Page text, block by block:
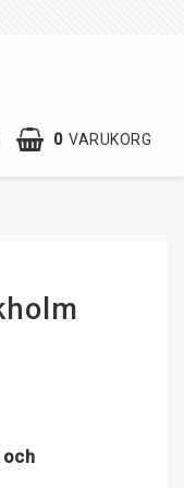
0 VARUKORG
och